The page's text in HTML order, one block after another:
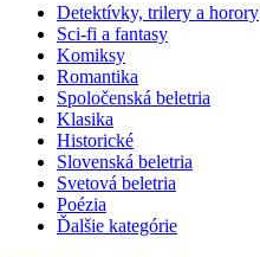
Detektívky, trilery a horory
Sci-fi a fantasy
Komiksy
Romantika
Spoločenská beletria
Klasika
Historické
Slovenská beletria
Svetová beletria
Poézia
Ďalšie kategórie